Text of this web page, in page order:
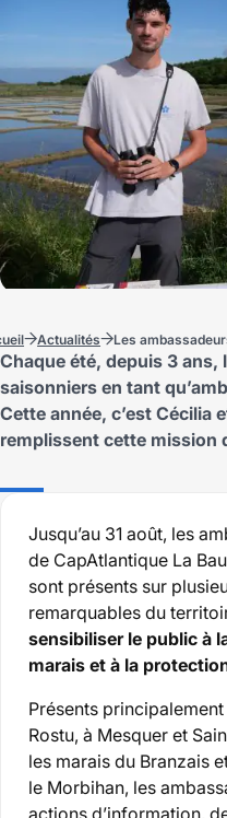
Actualités Les
Chaque été, depuis 3 ans,
saisonniers en tant
Cette année, c’est Cécilia
remplissent cette mission
Jusqu’au 31 août, les
de CapAtlantique La
sont présents sur
remarquables du
sensibiliser le public à
marais et à la
Présents
Rostu, à Mesquer et
les marais du Branzais
le Morbihan, les
actions d’information,